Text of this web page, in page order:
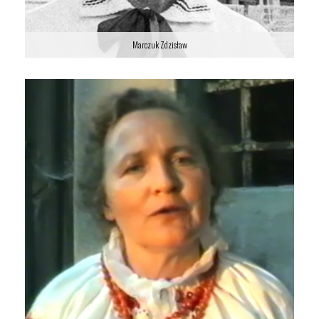
Marczuk Zdzisław
Marczuk Zdzisław